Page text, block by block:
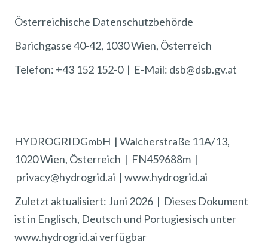
Österreichische Datenschutzbehörde
Barichgasse 40-42, 1030 Wien, Österreich
Telefon: +43 152 152-0 | E-Mail: dsb@dsb.gv.at
HYDROGRIDGmbH | Walcherstraße 11A/13,
1020 Wien, Österreich | FN459688m |
privacy@hydrogrid.ai | www.hydrogrid.ai
Zuletzt aktualisiert: Juni 2026 | Dieses Dokument
ist in Englisch, Deutsch und Portugiesisch unter
www.hydrogrid.ai verfügbar